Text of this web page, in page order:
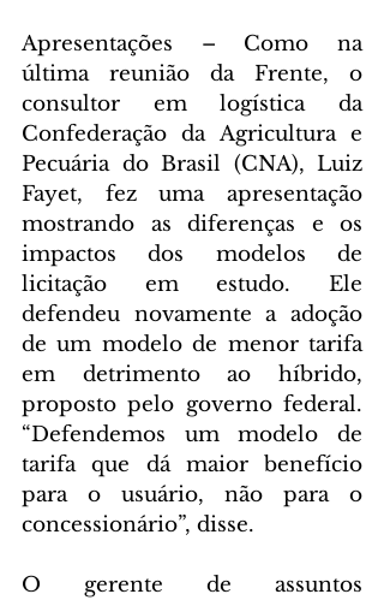
Apresentações – Como na
última reunião da Frente, o
consultor em logística da
Confederação da Agricultura e
Pecuária do Brasil (CNA), Luiz
Fayet, fez uma apresentação
mostrando as diferenças e os
impactos dos modelos de
licitação em estudo. Ele
defendeu novamente a adoção
de um modelo de menor tarifa
em detrimento ao híbrido,
proposto pelo governo federal.
“Defendemos um modelo de
tarifa que dá maior benefício
para o usuário, não para o
concessionário”, disse.
O gerente de assuntos